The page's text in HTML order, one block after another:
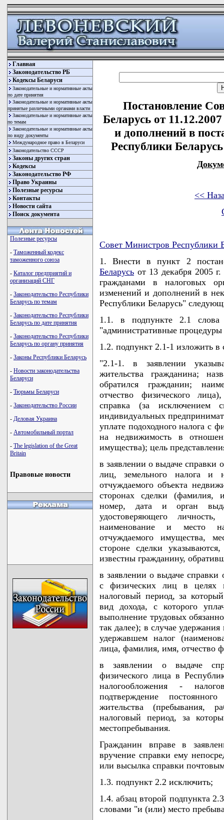
Главная
Законодательство РБ
Кодексы Беларуси
Законодательные и нормативные акты
по дате принятия
Законодательные и нормативные акты
принятые различными органами власти
Законодательные и нормативные акты
по темам
Законодательные и нормативные акты
по виду документы
Международное право в Беларуси
Законодательство СССР
Законы других стран
Кодексы
Законодательство РФ
Право Украины
Полезные ресурсы
Контакты
Новости сайта
Поиск документа
Полезные ресурсы
- Таможенный кодекс
таможенного союза
- Каталог предприятий и
организаций СНГ
- Законодательство Республики
Беларусь по темам
- Законодательство Республики
Беларусь по дате принятия
- Законодательство Республики
Беларусь по органу принятия
- Законы Республики Беларусь
- Новости законодательства
Беларуси
- Тюрьмы Беларуси
- Законодательство России
- Деловая Украина
- Автомобильный портал
- The legislation of the Great
Britain
Правовые новости
Постановление
Беларусь от
и дополнений в
Республики
<<
Совет Министров Республики
1. Внести в пункт 2
Беларусь от 13 декабря 2005
гражданами в налоговых
изменений и дополнений в
Республики Беларусь"
1.1. в подпункте 2.1 слова
"административные
1.2. подпункт 2.1-1 изложить
"2.1-1. в заявлении
жительства гражданина;
обратился гражданин;
отчество физического
справка (за исключением
индивидуальных
уплате подоходного налога с
на недвижимость в
имущества); цель
в заявлении о выдаче справки
лиц, земельного налога и
отчуждаемого объекта
сторонах сделки (фамилия,
номер, дата и орган
удостоверяющего
наименование и место
отчуждаемого имущества,
стороне сделки
известны гражданину,
в заявлении о выдаче справки
с физических лиц в целях
налоговый период, за
вид дохода, с которого
выполнение трудовых
так далее); в случае
удержавшем налог
лица, фамилия, имя, отчество
в заявлении о выдаче
физического лица в
налогообложения -
подтверждение
жительства (пребывания,
налоговый период, за
местопребывания.
Гражданин вправе в
вручение справки ему
или высылка справки
1.3. подпункт 2.2 исключить;
1.4. абзац второй подпункта
словами "и (или) место